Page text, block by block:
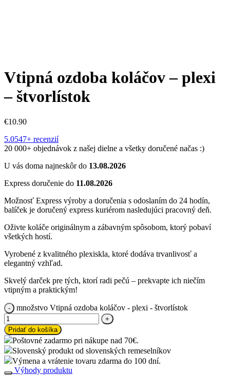
Vtipná ozdoba koláčov – plexi
– štvorlístok
€10.90
5.0547+ recenzií
20 000+ objednávok z našej dielne a všetky doručené načas :)
U vás doma najneskôr do 13.08.2026
Express doručenie do 11.08.2026
Možnosť Express výroby a doručenia s odoslaním do 24 hodín,
balíček je doručený express kuriérom nasledujúci pracovný deň.
Oživte koláče originálnym a zábavným spôsobom, ktorý pobaví
všetkých hostí.
Vyrobené z kvalitného plexiskla, ktoré dodáva trvanlivosť a
elegantný vzhľad.
Skvelý darček pre tých, ktorí radi pečú – prekvapte ich niečím
vtipným a praktickým!
množstvo Vtipná ozdoba koláčov - plexi - štvorlístok
Pridať do košíka
Poštovné zadarmo pri nákupe nad 70€.
Slovenský produkt od slovenských remeselníkov
Výmena a vrátenie tovaru zdarma do 100 dní.
Výhody produktu